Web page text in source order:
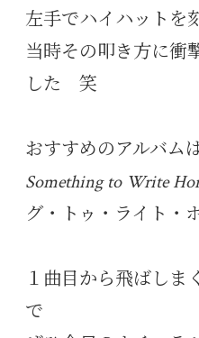
左手でハイハットを
当時その叩き方に衝
した 笑
おすすめのアルバム
Something to Write
グ・トゥ・ライト・
１曲目から飛ばしま
で